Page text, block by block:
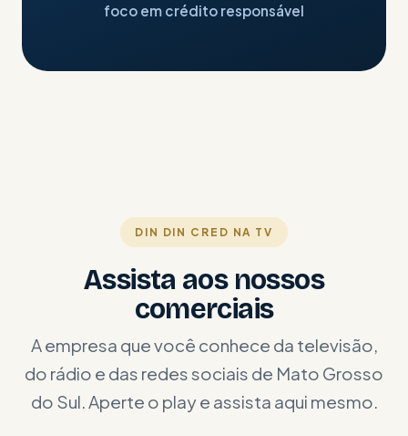
foco em crédito responsável
DIN DIN CRED NA TV
Assista aos nossos
comerciais
A empresa que você conhece da televisão,
do rádio e das redes sociais de Mato Grosso
do Sul. Aperte o play e assista aqui mesmo.